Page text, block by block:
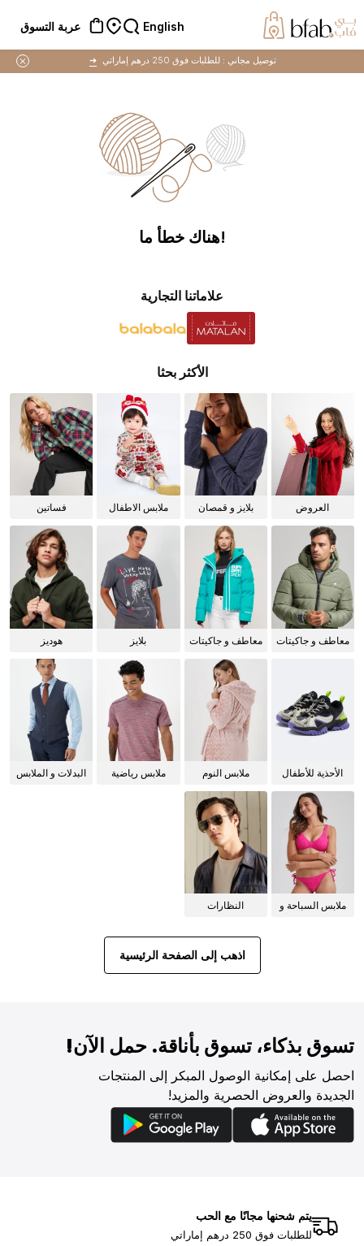
English عربة التسوق
توصيل مجاني : للطلبات فوق 250 درهم إماراتي ➜
!هناك خطأ ما
علاماتنا التجارية
الأكثر بحثا
العروض
بلايز و قمصان
ملابس الاطفال فساتين
معاطف و جاكيتات
معاطف و جاكيتات
بلايز هوديز
الأحذية للأطفال
ملابس النوم
ملابس رياضية
البدلات و الملابس
ملابس السباحة و
النظارات
اذهب إلى الصفحة الرئيسية
تسوق بذكاء، تسوق بأناقة. حمل الآن!
احصل على إمكانية الوصول المبكر إلى المنتجات
الجديدة والعروض الحصرية والمزيد!
يتم شحنها مجانًا مع الحب
للطلبات فوق 250 درهم إماراتي